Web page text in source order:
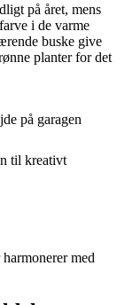
på året, mens
i de varme
buske give
planter for det
på garagen
til kreativt
med